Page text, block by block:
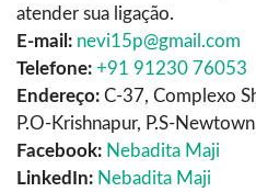
atender sua ligação.
E-mail: nevi15p@gmail.com
Telefone: +91 91230 76053
Endereço: C-37, Complexo
P.O-Krishnapur, P.S-
Facebook: Nebadita Maji
LinkedIn: Nebadita Maji